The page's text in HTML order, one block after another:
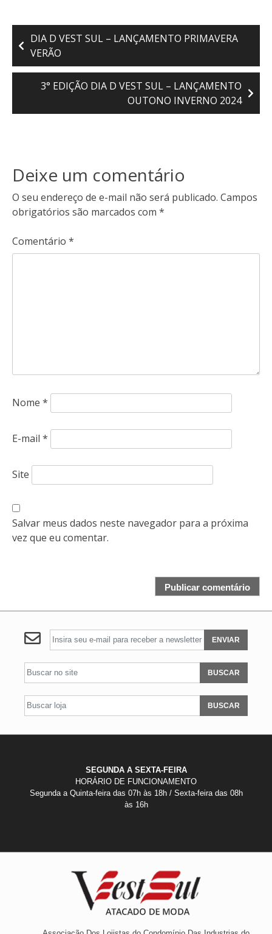
Navegação
de
Post
DIA D VEST SUL – LANÇAMENTO PRIMAVERA
VERÃO
3° EDIÇÃO DIA D VEST SUL – LANÇAMENTO
OUTONO INVERNO 2024
Deixe um comentário
O seu endereço de e-mail não será publicado. Campos
obrigatórios são marcados com *
Comentário *
Nome *
E-mail *
Site
Salvar meus dados neste navegador para a próxima
vez que eu comentar.
ENVIAR
BUSCAR
BUSCAR
SEGUNDA A SEXTA-FEIRA
HORÁRIO DE FUNCIONAMENTO
Segunda a Quinta-feira das 07h às 18h / Sexta-feira das 08h
às 16h